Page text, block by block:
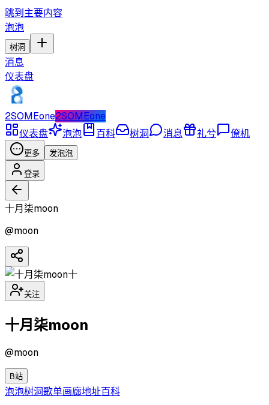
跳到主要内容
泡泡
树洞
消息
仪表盘
2SOMEone2SOMEone
仪表盘
泡泡 百科 树洞 消息 礼兮 僚机
更多 发泡泡
登录
十月柒moon
@moon
十
关注
十月柒moon
@moon
B站
泡泡树洞歌单画廊地址百科